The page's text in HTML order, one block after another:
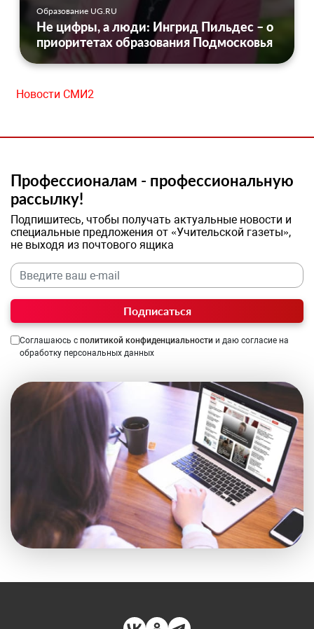
Образование UG.RU
Не цифры, а люди: Ингрид Пильдес – о
приоритетах образования Подмосковья
Новости СМИ2
Профессионалам - профессиональную
рассылку!
Подпишитесь, чтобы получать актуальные новости и
специальные предложения от «Учительской газеты»,
не выходя из почтового ящика
Подписаться
Соглашаюсь с политикой конфиденциальности и даю согласие на
обработку персональных данных